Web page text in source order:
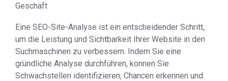
Geschäft
Eine SEO-Site-Analyse ist ein entscheidender Schritt,
um die Leistung und Sichtbarkeit Ihrer Website in den
Suchmaschinen zu verbessern. Indem Sie eine
gründliche Analyse durchführen, können Sie
Schwachstellen identifizieren, Chancen erkennen und